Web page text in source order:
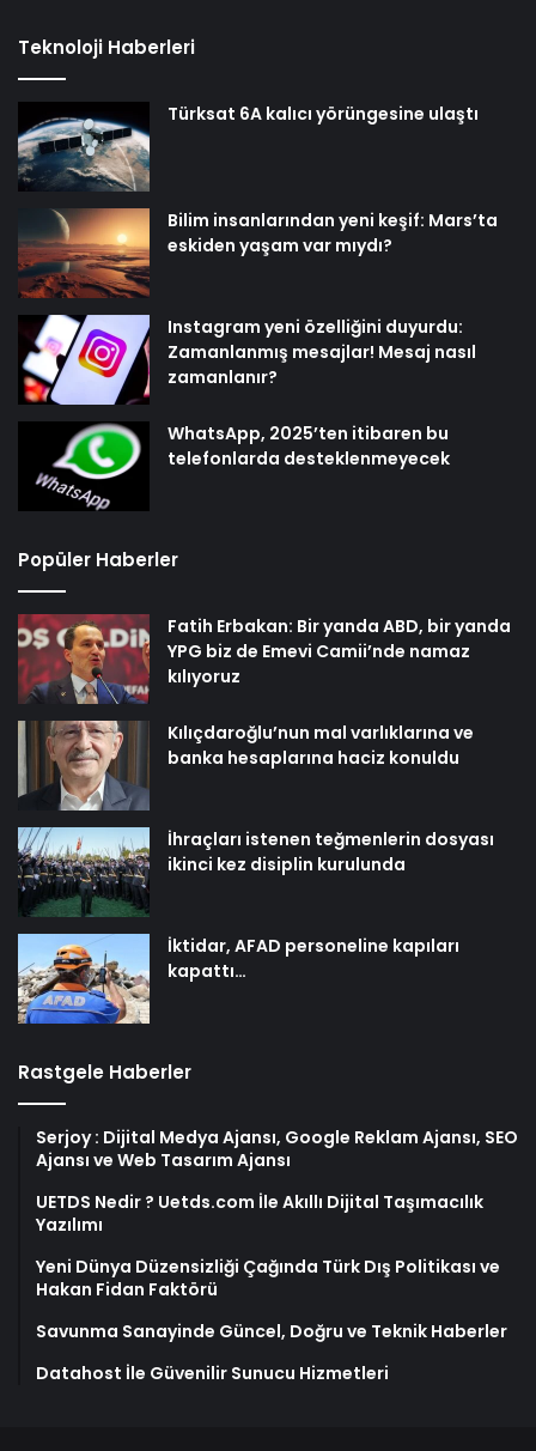
Teknoloji Haberleri
Türksat 6A kalıcı yörüngesine ulaştı
Bilim insanlarından yeni keşif: Mars’ta
eskiden yaşam var mıydı?
Instagram yeni özelliğini duyurdu:
Zamanlanmış mesajlar! Mesaj nasıl
zamanlanır?
WhatsApp, 2025’ten itibaren bu
telefonlarda desteklenmeyecek
Popüler Haberler
Fatih Erbakan: Bir yanda ABD, bir yanda
YPG biz de Emevi Camii’nde namaz
kılıyoruz
Kılıçdaroğlu’nun mal varlıklarına ve
banka hesaplarına haciz konuldu
İhraçları istenen teğmenlerin dosyası
ikinci kez disiplin kurulunda
İktidar, AFAD personeline kapıları
kapattı…
Rastgele Haberler
Serjoy : Dijital Medya Ajansı, Google Reklam Ajansı, SEO
Ajansı ve Web Tasarım Ajansı
UETDS Nedir ? Uetds.com İle Akıllı Dijital Taşımacılık
Yazılımı
Yeni Dünya Düzensizliği Çağında Türk Dış Politikası ve
Hakan Fidan Faktörü
Savunma Sanayinde Güncel, Doğru ve Teknik Haberler
Datahost İle Güvenilir Sunucu Hizmetleri